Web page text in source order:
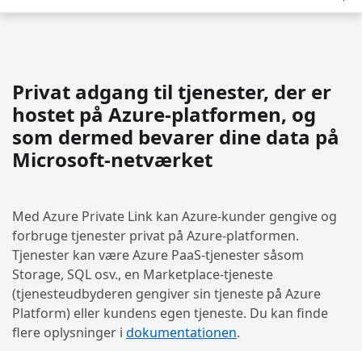
Privat adgang til tjenester, der er
hostet på Azure-platformen, og
som dermed bevarer dine data på
Microsoft-netværket
Med Azure Private Link kan Azure-kunder gengive og
forbruge tjenester privat på Azure-platformen.
Tjenester kan være Azure PaaS-tjenester såsom
Storage, SQL osv., en Marketplace-tjeneste
(tjenesteudbyderen gengiver sin tjeneste på Azure
Platform) eller kundens egen tjeneste. Du kan finde
flere oplysninger i dokumentationen.